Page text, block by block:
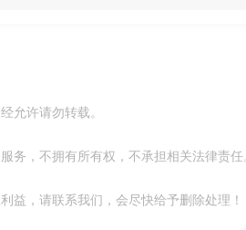
允许请勿转载。
务，不拥有所有权，不承担相关法律责任。
益，请联系我们，会尽快给予删除处理！